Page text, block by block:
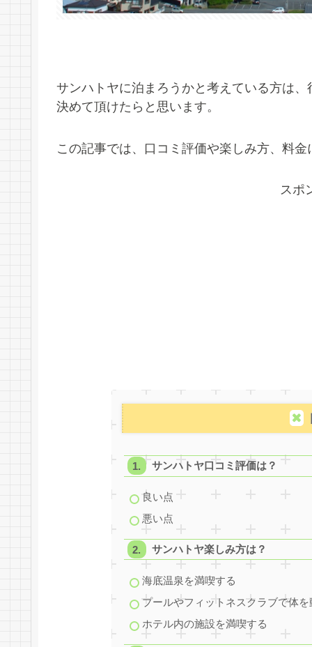
サンハトヤに泊まろうかと考えている方は
決めて頂けたらと思います。
この記事では、口コミ評価や楽しみ方、料
スポ
サンハトヤ口コミ評価は？
良い点
悪い点
サンハトヤ楽しみ方は？
海底温泉を満喫する
プールやフィットネスクラブで体を
ホテル内の施設を満喫する